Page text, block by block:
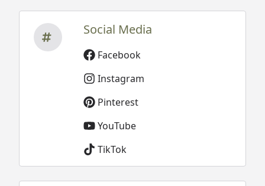
Social Media
Facebook
Instagram
Pinterest
YouTube
TikTok